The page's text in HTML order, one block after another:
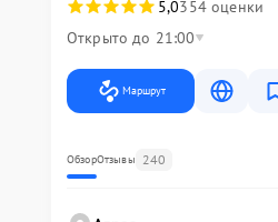
5,0354 оценки
Открыто до 21:00
Маршрут
ОбзорОтзывы 240